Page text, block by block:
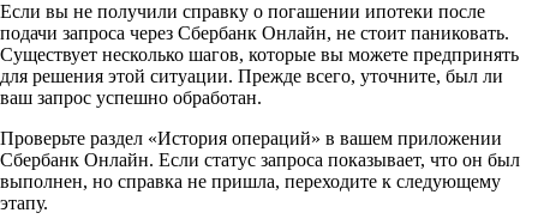
Если вы не получили справку о погашении ипотеки после
подачи запроса через Сбербанк Онлайн, не стоит паниковать.
Существует несколько шагов, которые вы можете предпринять
для решения этой ситуации. Прежде всего, уточните, был ли
ваш запрос успешно обработан.
Проверьте раздел «История операций» в вашем приложении
Сбербанк Онлайн. Если статус запроса показывает, что он был
выполнен, но справка не пришла, переходите к следующему
этапу.